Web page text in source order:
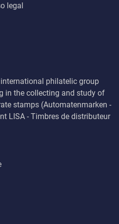
legal
philatelic group
in the collecting and study of
stamps (Automatenmarken -
LISA - Timbres de distributeur